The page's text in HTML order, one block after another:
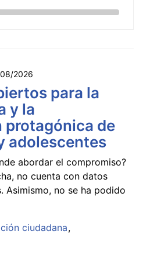
2026
para la
y la
de
adolescentes
abordar el compromiso?
no cuenta con datos
Asimismo, no se ha podido
ciudadana